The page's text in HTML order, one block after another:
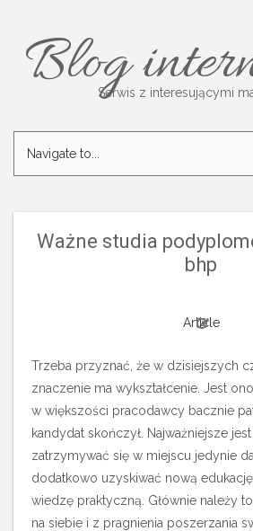
BlogSerwis z interesującymi
Ważne studia
bhp
Article
Trzeba przyznać, że w dzisiejszych
znaczenie ma wykształcenie. Jest
w większości pracodawcy bacznie
kandydat skończył. Najważniejsze
zatrzymywać się w miejscu jedynie
dodatkowo uzyskiwać nową
wiedzę praktyczną. Głównie należy
na siebie i z pragnienia poszerzania